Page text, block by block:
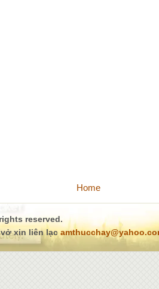
Home
reserved.
xin liên lạc